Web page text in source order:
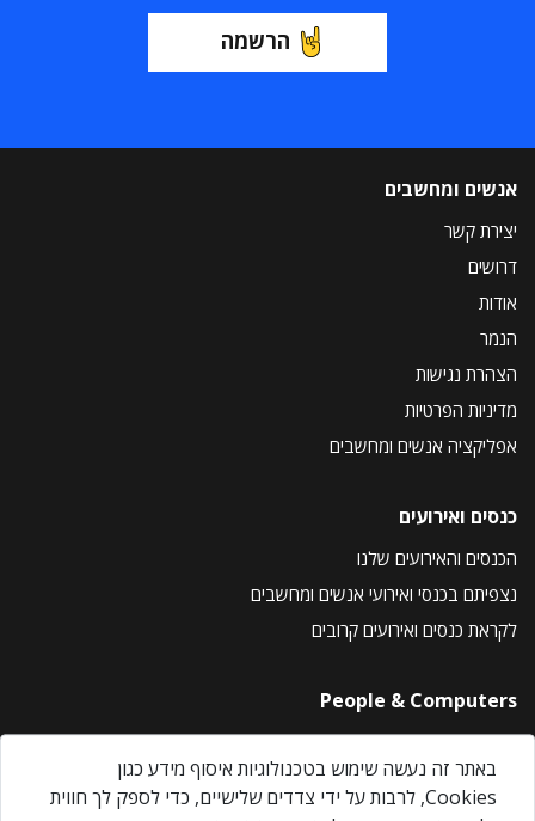
הרשמה
אנשים ומחשבים
יצירת קשר
דרושים
אודות
הנמר
הצהרת נגישות
מדיניות הפרטיות
אפליקציה אנשים ומחשבים
כנסים ואירועים
הכנסים והאירועים שלנו
נצפיתם בכנסי ואירועי אנשים ומחשבים
לקראת כנסים ואירועים קרובים
People & Computers
About Us
Privacy Policy
Contact Us
באתר זה נעשה שימוש בטכנולוגיות איסוף מידע כגון
Cookies, לרבות על ידי צדדים שלישיים, כדי לספק לך חווית